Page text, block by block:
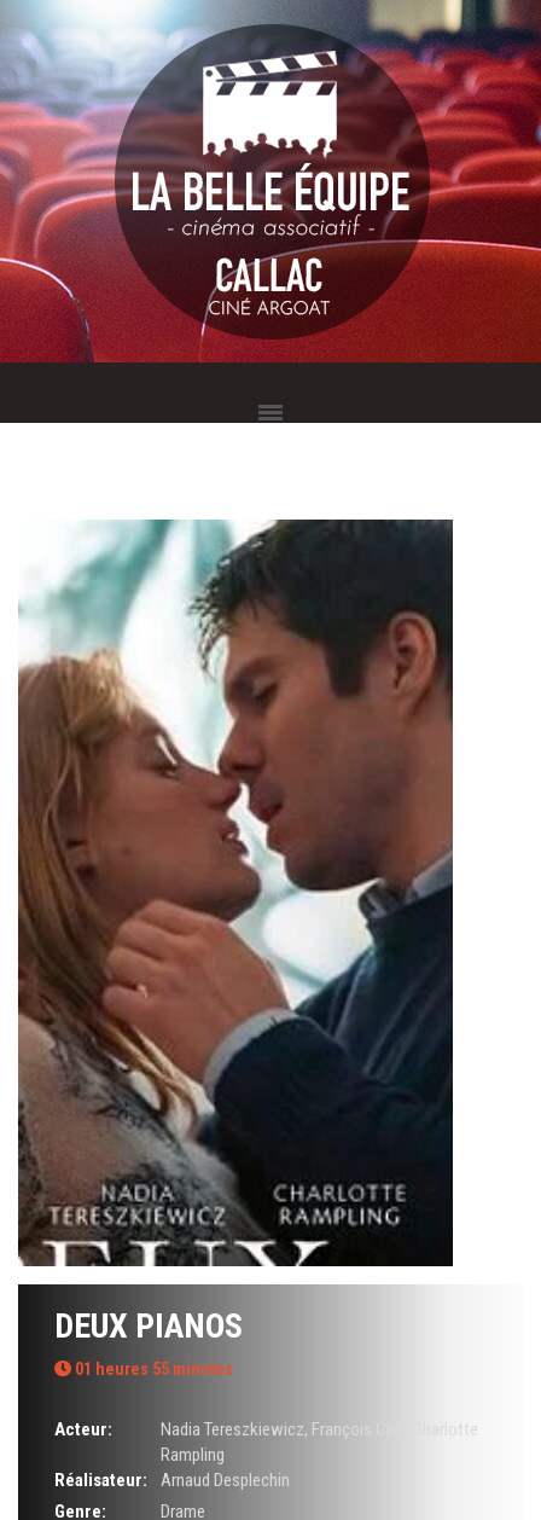
DEUX PIANOS
01 heures 55 minutes
Acteur: Nadia Tereszkiewicz, François Civil
Charlotte
Rampling
Réalisateur:
Arnaud Desplechin
Genre:
Drame